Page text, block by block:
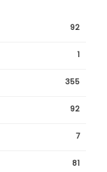
92
1
355
92
7
81